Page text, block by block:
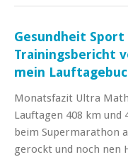
Gesundheit
Trainingsbericht
mein
Monatsfazit Ultra
Lauftagen 408 km und
beim Supermarathon
gerockt und noch nen